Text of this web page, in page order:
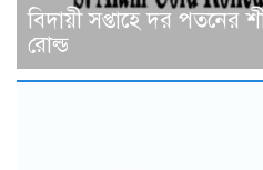
বিদায়ী সপ্তাহে দর পতনের
রোল্ড